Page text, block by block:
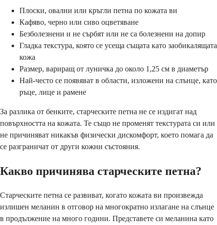
Плоски, овални или кръгли петна по кожата ви
Кафяво, черно или сиво оцветяване
Безболезнени и не сърбят или не са болезнени на допир
Гладка текстура, която се усеща същата като заобикалящата
кожа
Размер, вариращ от луничка до около 1,25 см в диаметър
Най-често се появяват в области, изложени на слънце, като
ръце, лице и рамене
За разлика от бенките, старческите петна не се издигат над
повърхността на кожата. Те също не променят текстурата си или
не причиняват никакъв физически дискомфорт, което помага да
се разграничат от други кожни състояния.
Какво причинява старческите петна?
Старческите петна се развиват, когато кожата ви произвежда
излишен меланин в отговор на многократно излагане на слънце
в продължение на много години. Представете си меланина като